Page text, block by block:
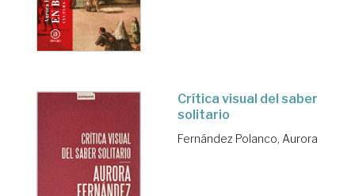
Crítica visual del saber
solitario
Fernández Polanco, Aurora